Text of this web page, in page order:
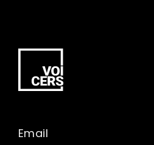
Email